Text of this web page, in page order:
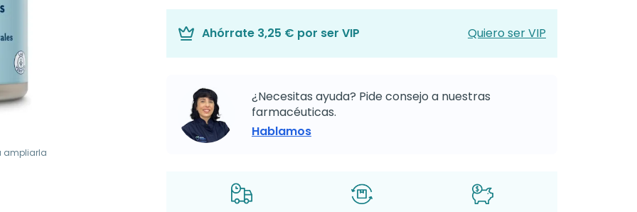
ampliarla
Ahórrate 3,25 € por ser VIP Quiero ser VIP
¿Necesitas ayuda? Pide consejo a nuestras
farmacéuticas.
Hablamos